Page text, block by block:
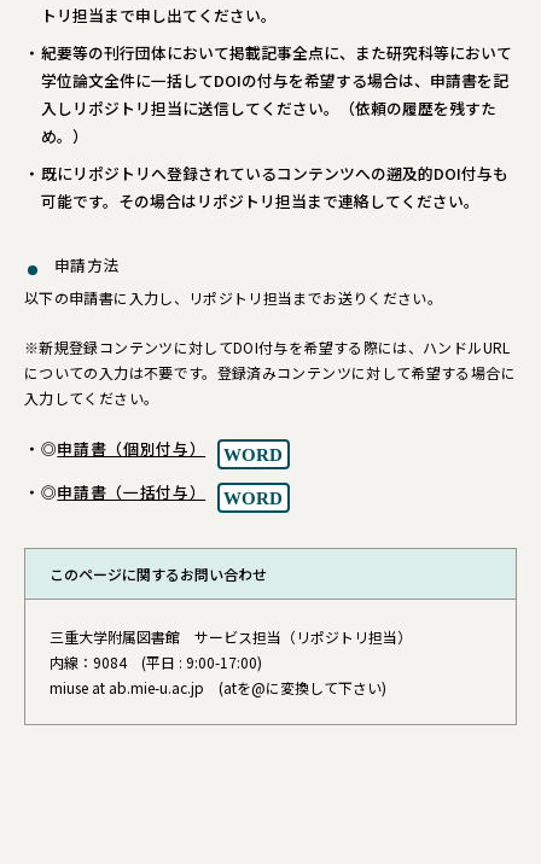
トリ担当まで申し出てください。
紀要等の刊行団体において掲載記事全点に、また研究科等において
学位論文全件に一括してDOIの付与を希望する場合は、申請書を記
入しリポジトリ担当に送信してください。（依頼の履歴を残すた
め。）
既にリポジトリへ登録されているコンテンツへの遡及的DOI付与も
可能です。その場合はリポジトリ担当まで連絡してください。
申請方法
以下の申請書に入力し、リポジトリ担当までお送りください。
※新規登録コンテンツに対してDOI付与を希望する際には、ハンドルURL
についての入力は不要です。登録済みコンテンツに対して希望する場合に
入力してください。
◎申請書（個別付与）
◎申請書（一括付与）
このページに関するお問い合わせ
三重大学附属図書館 サービス担当（リポジトリ担当）
内線：9084 (平日 : 9:00-17:00)
miuse at ab.mie-u.ac.jp (atを@に変換して下さい)